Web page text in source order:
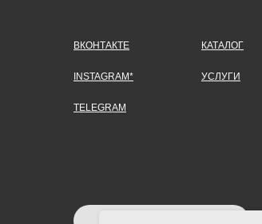
TELEGRAM
INSTAGRAM*
ВКОНТАКТЕ
УСЛУГИ
КАТАЛОГ